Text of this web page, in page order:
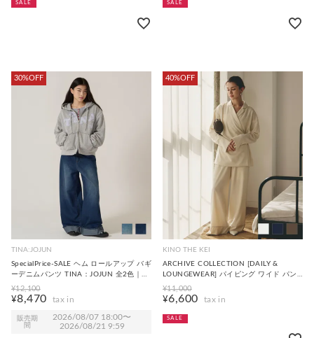
SALE SALE
30%OFF
TINA:JOJUN
SpecialPrice-SALE ヘム ロールアップ バギ
ーデニムパンツ TINA：JOJUN 全2色｜
tnj711-1207【2】
¥12,100
¥8,470
販売期
間
2026/08/07 18:00〜
2026/08/21 9:59
40%OFF
KINO THE KEI
ARCHIVE COLLECTION [DAILY &
LOUNGEWEAR] パイピング ワイド パン
ツ KINO THE KEI 全3色｜ktk741-
0137【1】
¥11,000
¥6,600
SALE